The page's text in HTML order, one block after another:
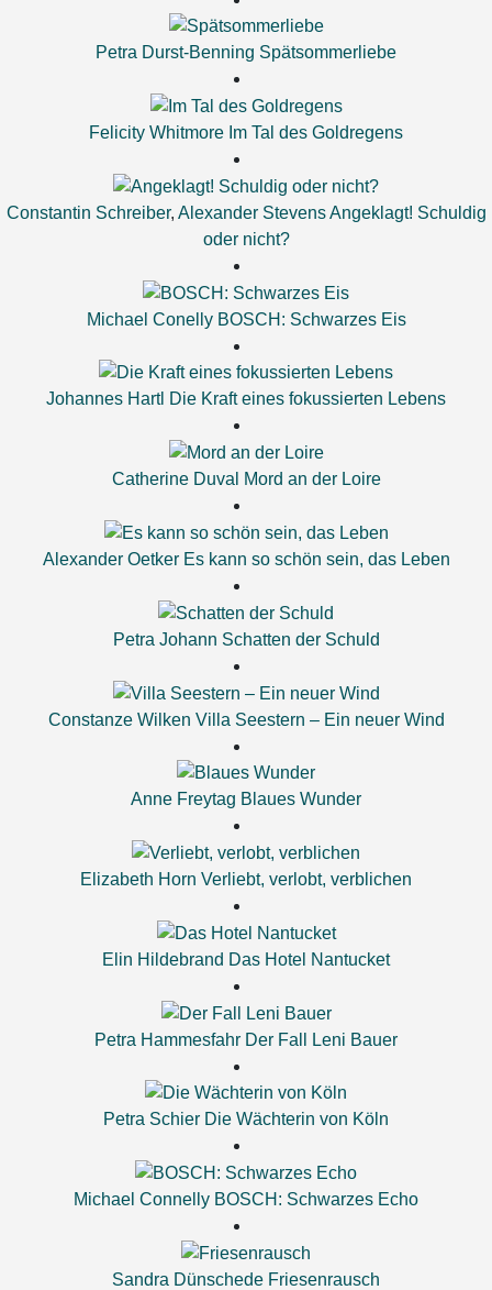
Petra Durst-Benning Spätsommerliebe
Felicity Whitmore Im Tal des Goldregens
Constantin Schreiber, Alexander Stevens Angeklagt! Schuldig
oder nicht?
Michael Conelly BOSCH: Schwarzes Eis
Johannes Hartl Die Kraft eines fokussierten Lebens
Catherine Duval Mord an der Loire
Alexander Oetker Es kann so schön sein, das Leben
Petra Johann Schatten der Schuld
Constanze Wilken Villa Seestern – Ein neuer Wind
Anne Freytag Blaues Wunder
Elizabeth Horn Verliebt, verlobt, verblichen
Elin Hildebrand Das Hotel Nantucket
Petra Hammesfahr Der Fall Leni Bauer
Petra Schier Die Wächterin von Köln
Michael Connelly BOSCH: Schwarzes Echo
Sandra Dünschede Friesenrausch